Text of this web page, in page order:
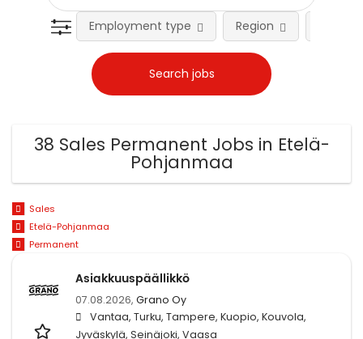
Employment type Region
38 Sales Permanent Jobs in Etelä-
Pohjanmaa
Sales
Etelä-Pohjanmaa
Permanent
Asiakkuuspäällikkö
07.08.2026, Grano Oy
Vantaa, Turku, Tampere, Kuopio, Kouvola,
Jyväskylä, Seinäjoki, Vaasa